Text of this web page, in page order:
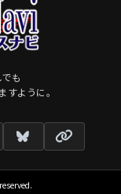
も
ように。